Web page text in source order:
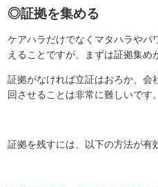
◎証拠を集める
ケアハラだけでなくマタハラやパ
えることですが、まずは証拠集め
証拠がなければ立証はおろか、会
回させることは非常に難しいです。
証拠を残すには、以下の方法が有